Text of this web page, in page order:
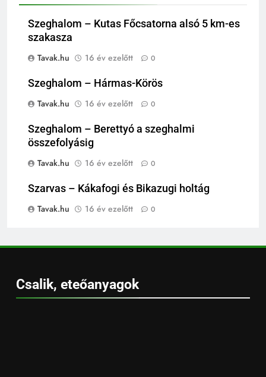
Szeghalom – Kutas Főcsatorna alsó 5 km-es
szakasza
Tavak.hu
16 év ezelőtt 0
Szeghalom – Hármas-Körös
Tavak.hu
16 év ezelőtt 0
Szeghalom – Berettyó a szeghalmi
összefolyásig
Tavak.hu
16 év ezelőtt 0
Szarvas – Kákafogi és Bikazugi holtág
Tavak.hu
16 év ezelőtt 0
Csalik, eteőanyagok